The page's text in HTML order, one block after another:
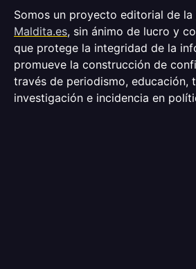
Somos un proyecto editorial de la
Maldita.es, sin ánimo de lucro y
que protege la integridad de la
promueve la construcción de
través de periodismo, educación,
investigación e incidencia en